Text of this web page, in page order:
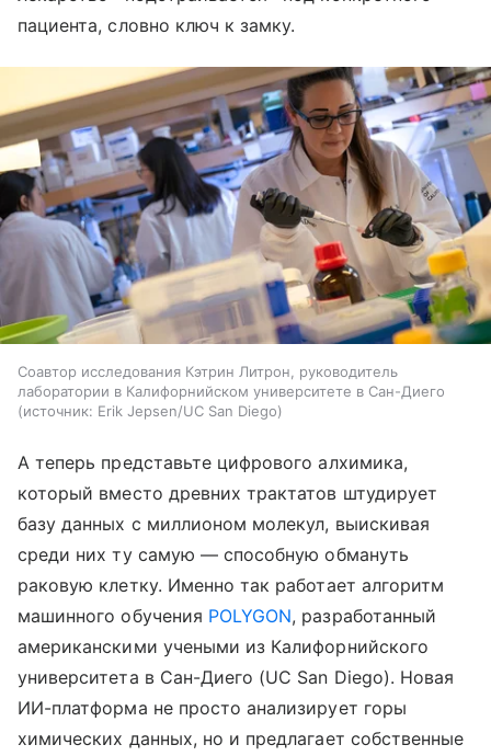
пациента, словно ключ к замку.
Соавтор исследования Кэтрин Литрон, руководитель
лаборатории в Калифорнийском университете в Сан-Диего
источник: Erik Jepsen/UC San Diego
А теперь представьте цифрового алхимика,
который вместо древних трактатов штудирует
базу данных с миллионом молекул, выискивая
среди них ту самую — способную обмануть
раковую клетку. Именно так работает алгоритм
машинного обучения POLYGON, разработанный
американскими учеными из Калифорнийского
университета в Сан-Диего (UC San Diego). Новая
ИИ-платформа не просто анализирует горы
химических данных, но и предлагает собственные